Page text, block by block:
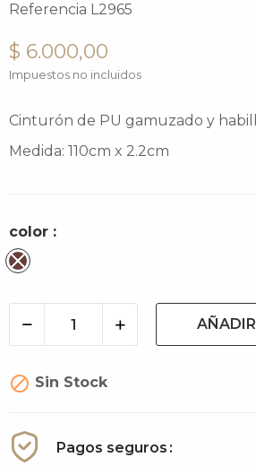
Referencia L2965
$ 6.000,00
Impuestos no incluidos
Cinturón de PU gamuzado y
Medida: 110cm x 2.2cm
color :
Cacao
 Sin Stock
Pagos seguros